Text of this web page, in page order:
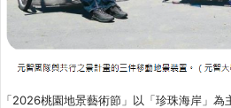
「2026桃園地景藝術節」以「珍珠海岸」